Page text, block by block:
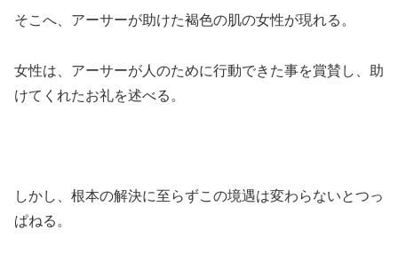
そこへ、アーサーが助けた褐色の肌の女性が現れる。
女性は、アーサーが人のために行動できた事を賞賛し、助
けてくれたお礼を述べる。
しかし、根本の解決に至らずこの境遇は変わらないとつっ
ぱねる。